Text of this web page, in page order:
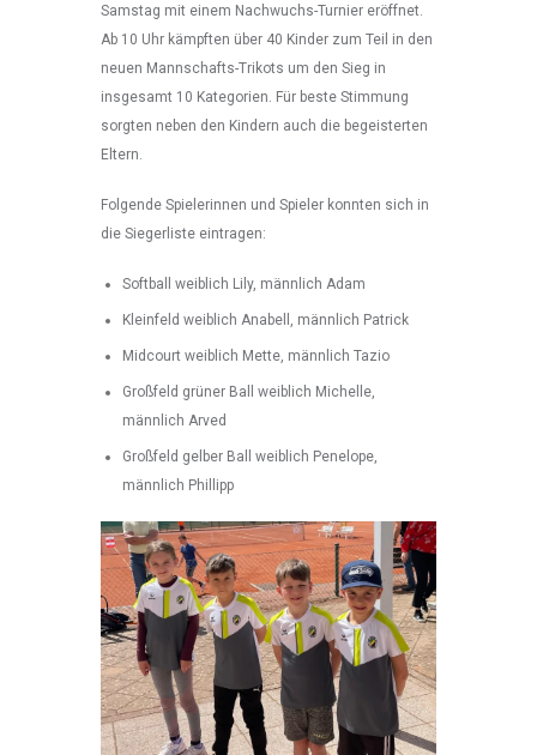
Samstag mit einem Nachwuchs-Turnier eröffnet.
Ab 10 Uhr kämpften über 40 Kinder zum Teil in den
neuen Mannschafts-Trikots um den Sieg in
insgesamt 10 Kategorien. Für beste Stimmung
sorgten neben den Kindern auch die begeisterten
Eltern.
Folgende Spielerinnen und Spieler konnten sich in
die Siegerliste eintragen:
Softball weiblich Lily, männlich Adam
Kleinfeld weiblich Anabell, männlich Patrick
Midcourt weiblich Mette, männlich Tazio
Großfeld grüner Ball weiblich Michelle,
männlich Arved
Großfeld gelber Ball weiblich Penelope,
männlich Phillipp